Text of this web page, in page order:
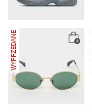
WYPRZEDANE